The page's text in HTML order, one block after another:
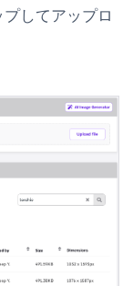
してアップロ